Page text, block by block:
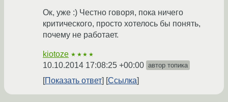
Ок, уже :) Честно говоря, пока ничего
критического, просто хотелось бы понять,
почему не работает.
kiotoze ★★★★
10.10.2014 17:08:25 +00:00 автор топика
Показать ответ Ссылка